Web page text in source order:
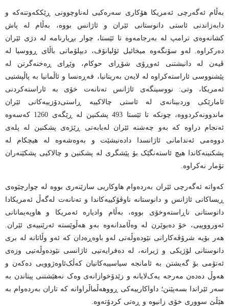
بەڵام ئەگەرچی ئەمریکا هۆکاری سەرەکیی لەناوچوونی ڕێککەوتنەکە و
دابەزاندنی ئاستی دانوستانی ئێران و ئاژانس بووە، بەڵام لە پاش
کشانەوەی ترامپ لە بەرجامەوە تا ئێستا، چوار بڕیارنامە لە دژی ئێران
دەرکراوە. لەو سۆنگەوە میخائیل ئۆلیانۆف، دیپلۆماتی باڵای ڕووسیا لە
ڤیەن لە دانیشتنی ئەوڕۆی شۆڕای حوکام، وێڕای ڕەخنەگرتن لە
پێشنووسی ئاراستەکراوە لە لایەن بەریتانیا، فەڕەنسا و ئاڵمانیا بە پاڵپشتیی
ئەمریکا، وتی: نووسینگەی ئاژانس تەنانەت خۆی بە ئاراستەکردنی
ئامارێکی وردبینانەی لە ئاستی چالاکییە ڕاستی‌دۆزییەکانی ئێران
ماندوونەکردووە، چونکە تا ئێستا 493 پشکنین لە ڕێگەی 1260 کەسەوە
ئەنجام دراوە کە بەو چەشنە ئێران لەبابەتی ڕێژەی پشکنین لە پلەی
دووەمی ئەندامانی ئاژانسدا دادەنیشێت و بەوەشەوە لە هیچکام لە
پشکنینەکاندا هیچ ئاستەنگێک بۆ پێشگری لە پشکنین و چالاکیی پشکێنەران
تۆمار نەکراوە.
کەواتە ئەگەرچی ئێران بەردەوام هاوکاریی سازێنەری بووە لە چوارچێوەی
ڕیساکانی ئاژانس و دانوستانە ناوڤۆکییەکاندا و تەنانەت لەگەڵ ئەمریکادا
دانوستانی ناڕاستەوخۆی بووە، بەڵام وادیارە ئەمریکا و هاوپەیمانانی
ئەورووپیی، خۆ دەبوێرن لە وەڵامدانەوە بەو هەڵوێستە ئەرێنییەی ئێران.
هەر بۆیە شرۆڤەکارانی نێودەوڵەتی لەو باوەڕەدان کە ئەو وڵاتانە لە بری
دانوستانی لۆژیکی و ژیرانە، لە دەفرایەتیی ئاژانسی نێودەوڵەتیی وزەی
ئەتۆمی بۆ گەیشتن بە ئامانجە سیاسییەکانیان کەڵک‌ئاوەژوویی دەکەن و
هەوڵ دەدەن مەرجە یەک‌لایانە و زێدۆخوازانەی وەک نەهێشتنی پیتاندن بە
سەر ئێراندا بسەپێنن؛ داواکارییەکی ڕووهەڵماڵراوانە کە تاران بەردەوام بە
هێڵێ سووری خۆی زانیوە و ڕەتی کردۆتەوە.